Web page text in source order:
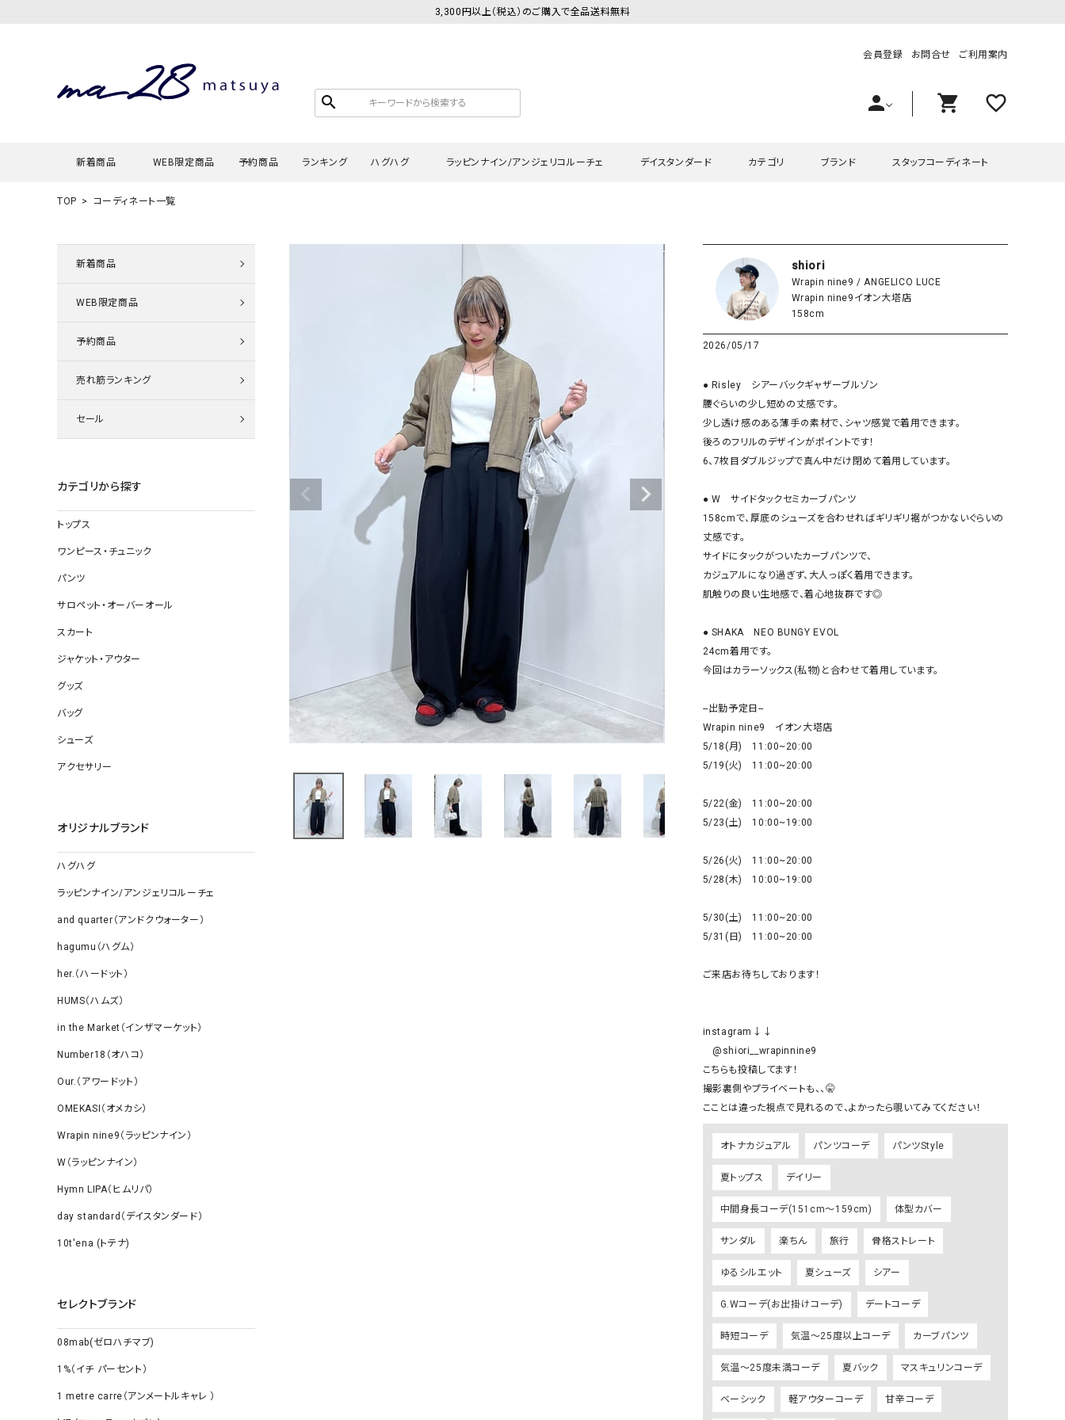
3,300円以上（税込）のご購入で全品送料無料
search
会員登録 お問合せ ご利用案内
person shopping_cart favorite_outline
新着商品 WEB限定商品 予約商品 ランキング ハグハグ
ロング・マキシ丈
その他スカート
すべて見る
帽子
その他雑貨
ラッピンナイン/アンジェリコルーチェ
タンクトップ・キャミソール
デニムパンツ
その他のパンツ
ジャケット
コート
その他アウター
デイスタンダード
チュニック
その他のパンツ
その他スカート
すべて見る
帽子
ソックス・その他雑貨
カテゴリ
ワンピース・チュニック
サロペット・オーバーオール
スカート
グッズ
ワンピース・チュニック
サロペット・オーバーオール
グッズ
ブランド
ラッピンナイン/アンジェリコルーチェ
hagumu（ハグム）
her.（ハードット）
and quarter（アンドクウォーター） HUMS（ハムズ）
Wrapin nine9（ラッピンナイン）
1%（イチ パーセント） LAOCOONTE（ラオコンテ）
adidas（アディダス）
ASFVLT（アスファルト）
Ampersand（アンパサンド）
Audition（オーディション）
blue willow（ブルーウィロー）
Champion（チャンピオン）
DENIM DUNGAREE（デニムダンガリー）
Emma Taylor（エマテイラー）
FLAVOR TEE（フレーバーティー）
GO TO HOLLYWOOD（ゴートゥーハリウ
ッド）
GAIMO（ガイモ）
オーバーオール）
GRAMICCI（グラミチ）
USU GALLERY（ユーエス
（ｇ） （グラム）
Gives a sense of fullment
HUNTER（ハンター）
ILIMA（イリマ）
スタッフコーディネート
TOP コーディネート一覧
新着商品
WEB限定商品
予約商品
売れ筋ランキング
セール
カテゴリから探す
トップス
ワンピース・チュニック
パンツ
サロペット・オーバーオール
スカート
ジャケット・アウター
グッズ
バッグ
シューズ
アクセサリー
オリジナルブランド
ハグハグ
ラッピンナイン/アンジェリコルーチェ
and quarter（アンドクウォーター）
hagumu（ハグム）
her.（ハードット）
HUMS（ハムズ）
in the Market（インザマーケット）
Number18（オハコ）
Our.（アワードット）
OMEKASI（オメカシ）
Wrapin nine9（ラッピンナイン）
W（ラッピンナイン）
Hymn LIPA（ヒムリパ）
day standard（デイスタンダード）
10t'ena (トテナ)
セレクトブランド
08mab(ゼロハチマブ)
1%（イチ パーセント）
1 metre carre（アンメートルキャレ ）
shiori
Wrapin nine9 / ANGELICO LUCE
Wrapin nine9イオン大塔店
158cm
2026/05/17
● Risley　シアーバックギャザーブルゾン
腰ぐらいの少し短めの丈感です。
少し透け感のある薄手の素材で、シャツ感覚で着用できます。
後ろのフリルのデザインがポイントです！
6、7枚目ダブルジップで真ん中だけ閉めて着用しています。
● W　サイドタックセミカーブパンツ
158cmで、厚底のシューズを合わせればギリギリ裾がつかないぐらいの
丈感です。
サイドにタックがついたカーブパンツで、
カジュアルになり過ぎず、大人っぽく着用できます。
肌触りの良い生地感で、着心地抜群です◎
● SHAKA　NEO BUNGY EVOL
24cm着用です。
今回はカラーソックス(私物)と合わせて着用しています。
--出勤予定日--
Wrapin nine9　イオン大塔店
5/18(月)　11:00~20:00
5/19(火)　11:00~20:00
5/22(金)　11:00~20:00
5/23(土)　10:00~19:00
5/26(火)　11:00~20:00
5/28(木)　10:00~19:00
5/30(土)　11:00~20:00
5/31(日)　11:00~20:00
ご来店お待ちしております！
instagram↓↓
@shiori__wrapinnine9
こちらも投稿してます！
撮影裏側やプライベートも、、🤫
オトナカジュアル パンツコーデ パンツStyle
夏トップス デイリー
中間身長コーデ(151cm～159cm) 体型カバー
サンダル 楽ちん 旅行 骨格ストレート
ゆるシルエット 夏シューズ シアー
G.Wコーデ(お出掛けコーデ) デートコーデ
時短コーデ 気温～25度以上コーデ カーブパンツ
気温～25度未満コーデ 夏バック マスキュリンコーデ
ベーシック 軽アウターコーデ 甘辛コーデ